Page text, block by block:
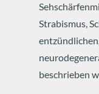
Strabismus,
beschrieben